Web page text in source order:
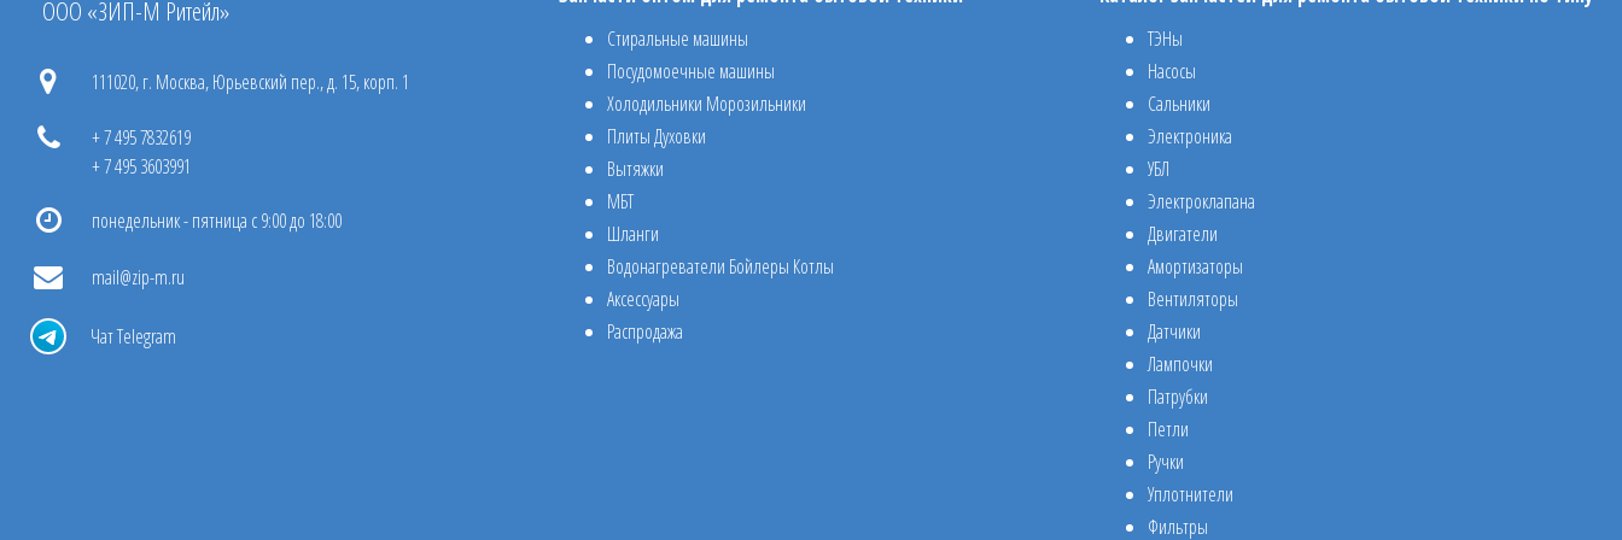
ООО «ЗИП-М Ритейл»
111020, г. Москва, Юрьевский пер., д. 15, корп. 1
+ 7 495 7832619
+ 7 495 3603991
понедельник - пятница с 9:00 до 18:00
mail@zip-m.ru
Чат Telegram
Стиральные машины
Посудомоечные машины
Холодильники Морозильники
Плиты Духовки
Вытяжки
МБТ
Шланги
Водонагреватели Бойлеры Котлы
Аксессуары
Распродажа
ТЭНы
Насосы
Сальники
Электроника
УБЛ
Электроклапана
Двигатели
Амортизаторы
Вентиляторы
Датчики
Лампочки
Патрубки
Петли
Ручки
Уплотнители
Фильтры